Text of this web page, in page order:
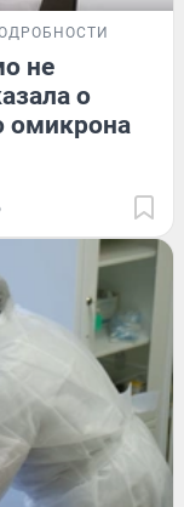
не
о
омикрона